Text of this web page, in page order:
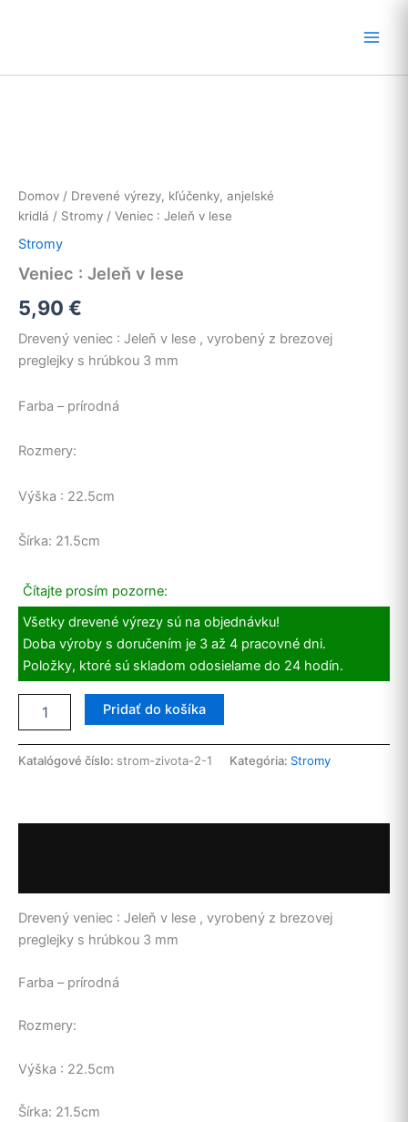
Domov / Drevené výrezy, kľúčenky, anjelské
kridlá / Stromy / Veniec : Jeleň v lese
Stromy
Veniec : Jeleň v lese
5,90 €
Drevený veniec : Jeleň v lese , vyrobený z brezovej
preglejky s hrúbkou 3 mm
Farba – prírodná
Rozmery:
Výška : 22.5cm
Šírka: 21.5cm
Čítajte prosím pozorne:
Všetky drevené výrezy sú na objednávku!
Doba výroby s doručením je 3 až 4 pracovné dni.
Položky, ktoré sú skladom odosielame do 24 hodín.
Veniec
Jeleň
Pridať do košíka
Katalógové číslo: strom-zivota-2-1 Kategória: Stromy
Drevený veniec : Jeleň v lese , vyrobený z brezovej
preglejky s hrúbkou 3 mm
Farba – prírodná
Rozmery:
Výška : 22.5cm
Šírka: 21.5cm